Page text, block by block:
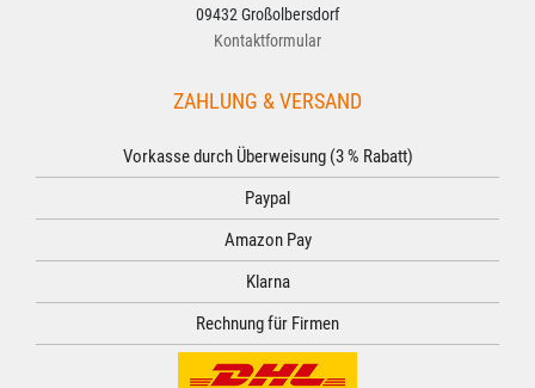
09432 Großolbersdorf
Kontaktformular
ZAHLUNG & VERSAND
Vorkasse durch Überweisung (3 % Rabatt)
Paypal
Amazon Pay
Klarna
Rechnung für Firmen